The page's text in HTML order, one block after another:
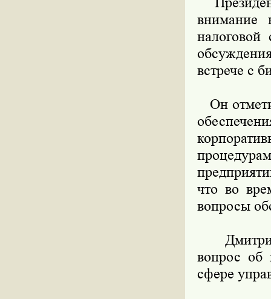
внимание
налоговой
встрече с
Он
что во
вопросы
Дмитрий
вопрос об
сфере